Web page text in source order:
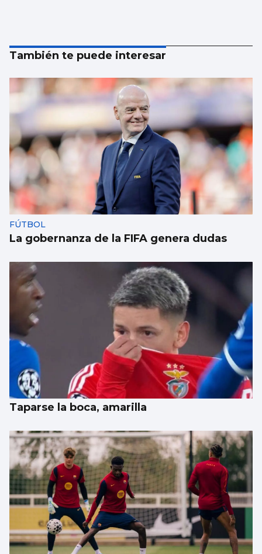
También te puede interesar
FÚTBOL
La gobernanza de la FIFA genera dudas
Taparse la boca, amarilla